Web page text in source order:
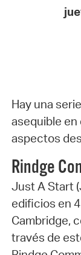
Hay una
asequible en
aspectos
Rindge
Just A Start
edificios en
Cambridge,
través de